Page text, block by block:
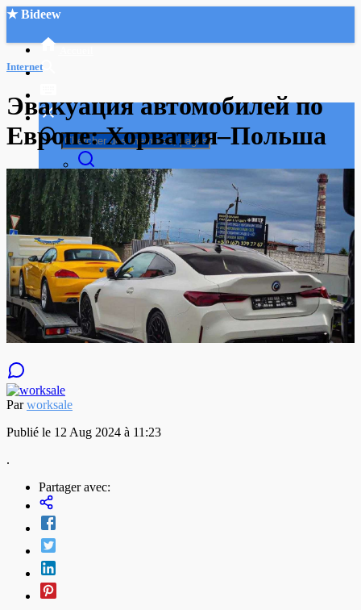
★ Bideew
Recherche Avancée
Mon compte
Connexion
Créer un compte
Mode nuit
Internet
Эвакуация автомобилей по
Европе: Хорватия–Польша
Parworksale
Publié le 12 Aug 2024 à 11:23
.
Partager avec: